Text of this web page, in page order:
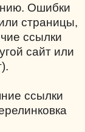
Ошибки
страницы,
ссылки
сайт или
ссылки